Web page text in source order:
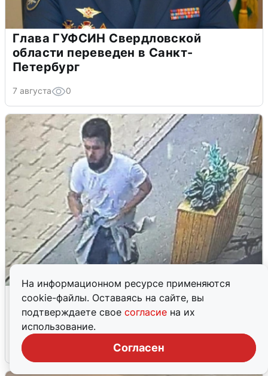
На информационном ресурсе применяются
cookie-файлы. Оставаясь на сайте, вы
подтверждаете свое согласие на их
использование.
Согласен
Глава ГУФСИН Свердловской
области переведен в Санкт-
Петербург
7 августа 0
В Екатеринбурге арестовали
подозреваемого в вымогательстве
квартиры
7 августа